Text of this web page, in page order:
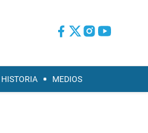
HISTORIA MEDIOS